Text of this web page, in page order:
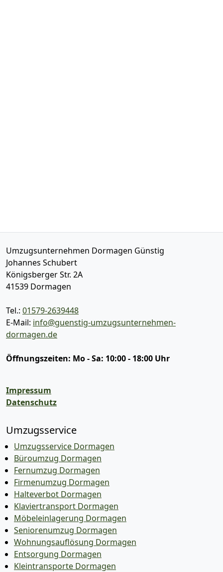
Umzugsunternehmen Dormagen Günstig
Johannes Schubert
Königsberger Str. 2A
41539 Dormagen
Tel.: 01579-2639448
E-Mail: info@guenstig-umzugsunternehmen-
dormagen.de
Öffnungszeiten: Mo - Sa: 10:00 - 18:00 Uhr
Impressum
Datenschutz
Umzugsservice
Umzugsservice Dormagen
Büroumzug Dormagen
Fernumzug Dormagen
Firmenumzug Dormagen
Halteverbot Dormagen
Klaviertransport Dormagen
Möbeleinlagerung Dormagen
Seniorenumzug Dormagen
Wohnungsauflösung Dormagen
Entsorgung Dormagen
Kleintransporte Dormagen